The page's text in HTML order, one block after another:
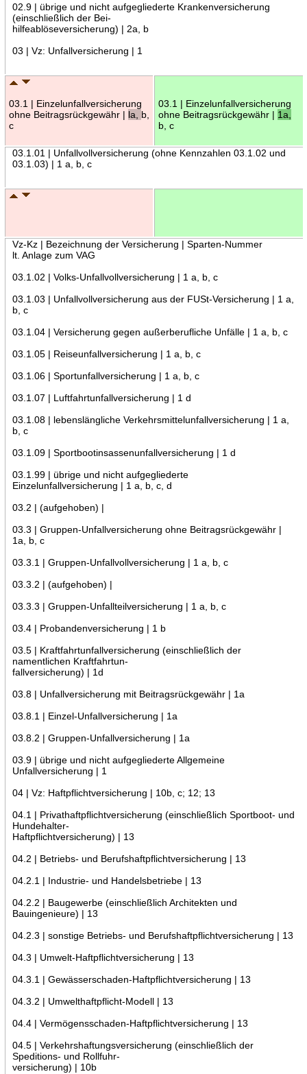
02.9 | übrige und nicht aufgegliederte Krankenversicherung
(einschließlich der Bei-
hilfeablöseversicherung) | 2a, b
03 | Vz: Unfallversicherung | 1
03.1 | Einzelunfallversicherung
ohne Beitragsrückgewähr | la, b,
c
03.1 | Einzelunfallversicherung
ohne Beitragsrückgewähr | 1a,
b, c
03.1.01 | Unfallvollversicherung (ohne Kennzahlen 03.1.02 und
03.1.03) | 1 a, b, c
Vz-Kz | Bezeichnung der Versicherung | Sparten-Nummer
lt. Anlage zum VAG
03.1.02 | Volks-Unfallvollversicherung | 1 a, b, c
03.1.03 | Unfallvollversicherung aus der FUSt-Versicherung | 1 a,
b, c
03.1.04 | Versicherung gegen außerberufliche Unfälle | 1 a, b, c
03.1.05 | Reiseunfallversicherung | 1 a, b, c
03.1.06 | Sportunfallversicherung | 1 a, b, c
03.1.07 | Luftfahrtunfallversicherung | 1 d
03.1.08 | lebenslängliche Verkehrsmittelunfallversicherung | 1 a,
b, c
03.1.09 | Sportbootinsassenunfallversicherung | 1 d
03.1.99 | übrige und nicht aufgegliederte
Einzelunfallversicherung | 1 a, b, c, d
03.2 | (aufgehoben) |
03.3 | Gruppen-Unfallversicherung ohne Beitragsrückgewähr |
1a, b, c
03.3.1 | Gruppen-Unfallvollversicherung | 1 a, b, c
03.3.2 | (aufgehoben) |
03.3.3 | Gruppen-Unfallteilversicherung | 1 a, b, c
03.4 | Probandenversicherung | 1 b
03.5 | Kraftfahrtunfallversicherung (einschließlich der
namentlichen Kraftfahrtun-
fallversicherung) | 1d
03.8 | Unfallversicherung mit Beitragsrückgewähr | 1a
03.8.1 | Einzel-Unfallversicherung | 1a
03.8.2 | Gruppen-Unfallversicherung | 1a
03.9 | übrige und nicht aufgegliederte Allgemeine
Unfallversicherung | 1
04 | Vz: Haftpflichtversicherung | 10b, c; 12; 13
04.1 | Privathaftpflichtversicherung (einschließlich Sportboot- und
Hundehalter-
Haftpflichtversicherung) | 13
04.2 | Betriebs- und Berufshaftpflichtversicherung | 13
04.2.1 | Industrie- und Handelsbetriebe | 13
04.2.2 | Baugewerbe (einschließlich Architekten und
Bauingenieure) | 13
04.2.3 | sonstige Betriebs- und Berufshaftpflichtversicherung | 13
04.3 | Umwelt-Haftpflichtversicherung | 13
04.3.1 | Gewässerschaden-Haftpflichtversicherung | 13
04.3.2 | Umwelthaftpflicht-Modell | 13
04.4 | Vermögensschaden-Haftpflichtversicherung | 13
04.5 | Verkehrshaftungsversicherung (einschließlich der
Speditions- und Rollfuhr-
versicherung) | 10b